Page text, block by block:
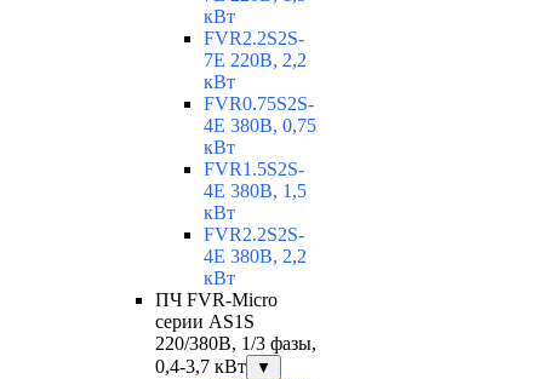
кВт
FVR2.2S2S-
7E 220В, 2,2
кВт
FVR0.75S2S-
4E 380В, 0,75
кВт
FVR1.5S2S-
4E 380В, 1,5
кВт
FVR2.2S2S-
4E 380В, 2,2
кВт
ПЧ FVR-Micro
серии AS1S
220/380В, 1/3 фазы,
0,4-3,7 кВт
▼